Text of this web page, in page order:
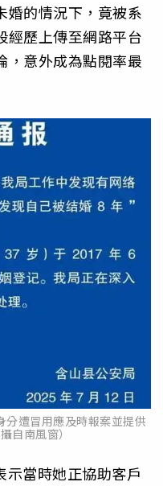
婚的情況下，竟被系
經歷上傳至網路平台
，意外成為點閱率最
分遭冒用應及時報案並提供
自南風窗）
當時她正協助客戶